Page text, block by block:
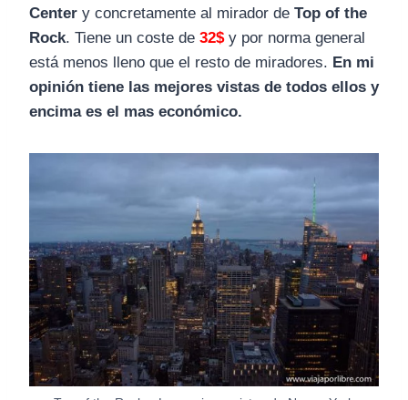
Center y concretamente al mirador de Top of the
Rock. Tiene un coste de 32$y por norma general
está menos lleno que el resto de miradores. En mi
opinión tiene las mejores vistas de todos ellos y
encima es el mas económico.